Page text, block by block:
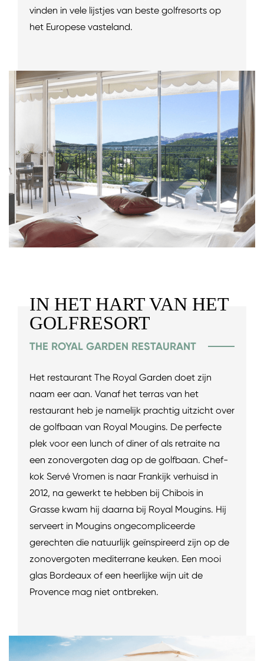
vinden in vele lijstjes van beste golfresorts op
het Europese vasteland.
IN HET HART VAN HET
GOLFRESORT
THE ROYAL GARDEN RESTAURANT
Het restaurant The Royal Garden doet zijn
naam eer aan. Vanaf het terras van het
restaurant heb je namelijk prachtig uitzicht over
de golfbaan van Royal Mougins. De perfecte
plek voor een lunch of diner of als retraite na
een zonovergoten dag op de golfbaan. Chef-
kok Servé Vromen is naar Frankijk verhuisd in
2012, na gewerkt te hebben bij Chibois in
Grasse kwam hij daarna bij Royal Mougins. Hij
serveert in Mougins ongecompliceerde
gerechten die natuurlijk geïnspireerd zijn op de
zonovergoten mediterrane keuken. Een mooi
glas Bordeaux of een heerlijke wijn uit de
Provence mag niet ontbreken.